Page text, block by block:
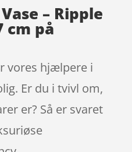
– Ripple
cm på
vores hjælpere i
Er du i tvivl om,
er? Så er svaret